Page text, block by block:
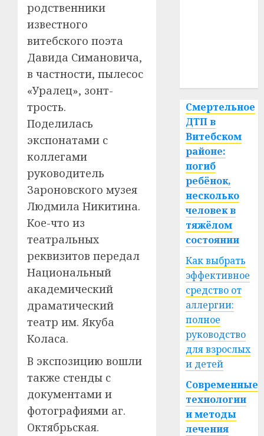
родственники
известного
витебского поэта
Давида Симановича,
в частности, пылесос
«Уралец», зонт-
трость.
Поделилась
экспонатами с
коллегами
руководитель
Зароновского музея
Людмила Никитина.
Кое-что из
театральных
реквизитов передал
Национальный
академический
драматический
театр им. Якуба
Коласа.
В экспозицию вошли
также стенды с
документами и
фотографиями аг.
Октябрьская.
Смертельное
ДТП в
Витебском
районе:
погиб
ребёнок,
несколько
человек в
тяжёлом
состоянии
Как выбрать
эффективное
средство от
аллергии:
полное
руководство
для взрослых
и детей
Современные
технологии
и методы
лечения